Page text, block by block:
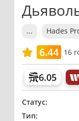
... Hades
6.44 16
6.05
Статус:
Тип: